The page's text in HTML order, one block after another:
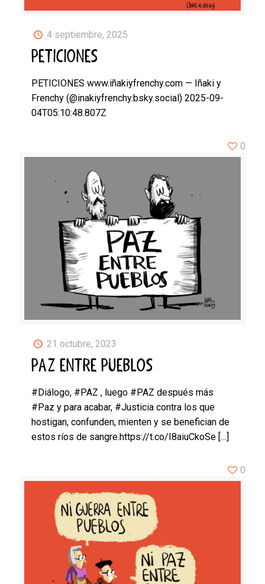
4 septiembre, 2025
PETICIONES
PETICIONES www.iñakiyfrenchy.com — Iñaki y
Frenchy (@inakiyfrenchy.bsky.social) 2025-09-
04T05:10:48.807Z
21 octubre, 2023
PAZ ENTRE PUEBLOS
#Diálogo, #PAZ , luego #PAZ después más
#Paz y para acabar, #Justicia contra los que
hostigan, confunden, mienten y se benefician de
estos ríos de sangre.https://t.co/I8aiuCkoSe […]
0
0